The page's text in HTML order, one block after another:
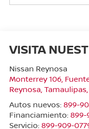
VISITA
Nissan Reynosa
Monterrey 106,
Reynosa Tamaulipas
Autos nuevos: 899-
Financiamiento: 899-
Servicio: 899-909-